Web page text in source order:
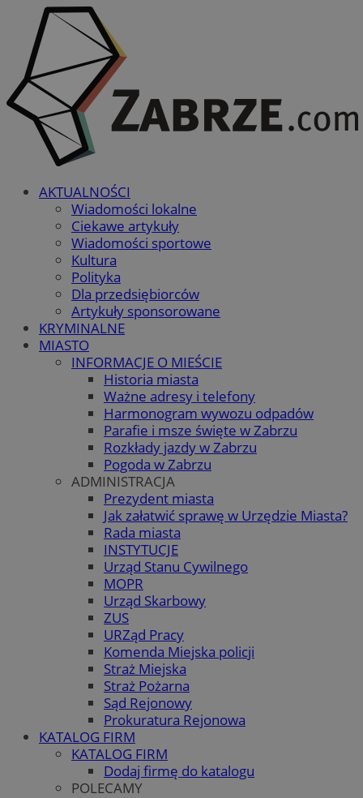
AKTUALNOŚCI
Wiadomości lokalne
Ciekawe artykuły
Wiadomości sportowe
Kultura
Polityka
Dla przedsiębiorców
Artykuły sponsorowane
KRYMINALNE
MIASTO
INFORMACJE O MIEŚCIE
Historia miasta
Ważne adresy i telefony
Harmonogram wywozu odpadów
Parafie i msze święte w Zabrzu
Rozkłady jazdy w Zabrzu
Pogoda w Zabrzu
ADMINISTRACJA
Prezydent miasta
Jak załatwić sprawę w Urzędzie Miasta?
Rada miasta
INSTYTUCJE
Urząd Stanu Cywilnego
MOPR
Urząd Skarbowy
ZUS
URZąd Pracy
Komenda Miejska policji
Straż Miejska
Straż Pożarna
Sąd Rejonowy
Prokuratura Rejonowa
KATALOG FIRM
KATALOG FIRM
Dodaj firmę do katalogu
POLECAMY